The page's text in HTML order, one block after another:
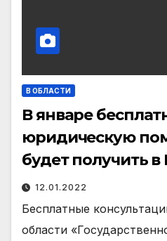
В ОБЛАСТИ
В январе
юридическую
будет получить
12.01.2022
Бесплатные
области